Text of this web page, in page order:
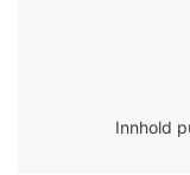
Innhold